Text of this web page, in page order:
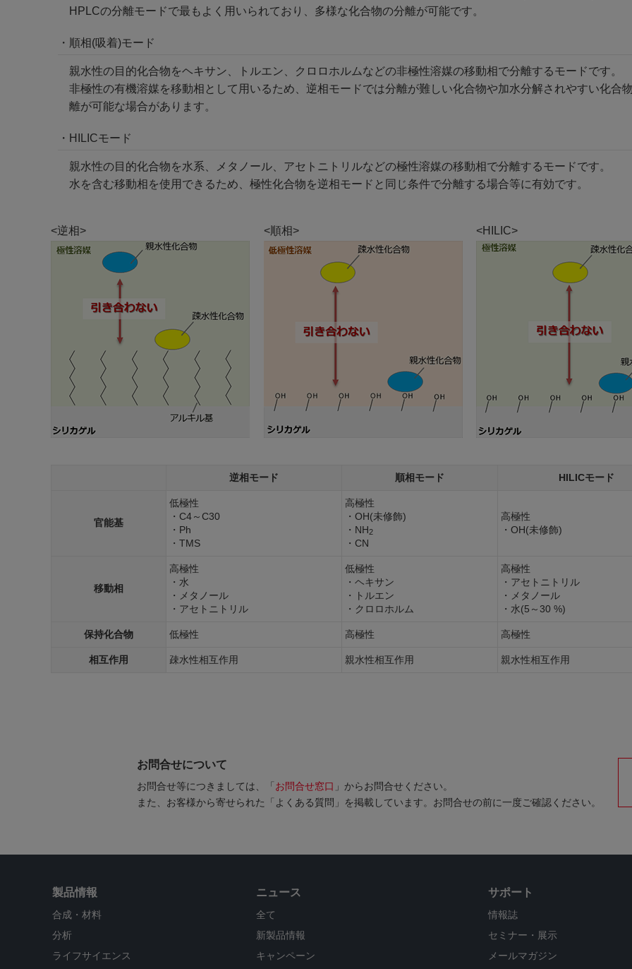
HPLCの分離モードで最もよく用いられており、多様な化合物の分離が可能です。
・順相(吸着)モード
親水性の目的化合物をヘキサン、トルエン、クロロホルムなどの非極性溶媒の移動相で分離するモードです。
非極性の有機溶媒を移動相として用いるため、逆相モードでは分離が難しい化合物や加水分解されやすい化合
離が可能な場合があります。
・HILICモード
親水性の目的化合物を水系、メタノール、アセトニトリルなどの極性溶媒の移動相で分離するモードです。
水を含む移動相を使用できるため、極性化合物を逆相モードと同じ条件で分離する場合等に有効です。
<逆相> <順相> <HILIC>
逆相モード 順相モード HILICモード
官能基
低極性
・C4～C30
・Ph
・TMS
高極性
・OH(未修飾)
・NH2
・CN
高極性
・OH(未修飾)
移動相
高極性
・水
・メタノール
・アセトニトリル
低極性
・ヘキサン
・トルエン
・クロロホルム
高極性
・アセトニトリル
・メタノール
・水(5～30 %)
保持化合物 低極性 高極性 高極性
相互作用 疎水性相互作用 親水性相互作用 親水性相互作用
お問合せについて
お問合せ等につきましては、「お問合せ窓口 」からお問合せください。
また、お客様から寄せられた「よくある質問」を掲載しています。お問合せの前に一度ご確認ください。
製品情報
合成・材料
分析
ライフサイエンス
ニュース
全て
新製品情報
キャンペーン
サポート
情報誌
セミナー・展示
メールマガジン